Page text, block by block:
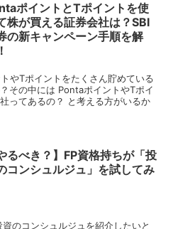
ポイントとTポイントを使
株が買える証券会社は？SBI
の新キャンペーン手順を解
やTポイントをたくさん貯めている
その中には PontaポイントやTポイ
ってあるの？ と考える方がいるか
るべき？】FP資格持ちが「投
コンシュルジュ」を試してみ
のコンシュルジュを紹介したいと